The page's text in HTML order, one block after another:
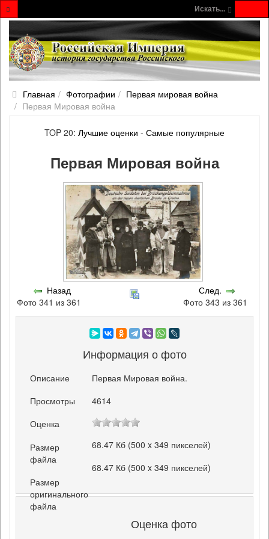
Искать...
Главная Фотографии
Первая мировая война
Первая Мировая война
TOP 20: Лучшие оценки - Самые популярные
Первая Мировая война
Назад
Фото 341 из 361
След.
Фото 343 из 361
Информация о фото
Описание
Первая Мировая война.
Просмотры
4614
Оценка
Размер
файла
68.47 Кб (500 x 349 пикселей)
Размер
оригинального
файла
68.47 Кб (500 x 349 пикселей)
Оценка фото